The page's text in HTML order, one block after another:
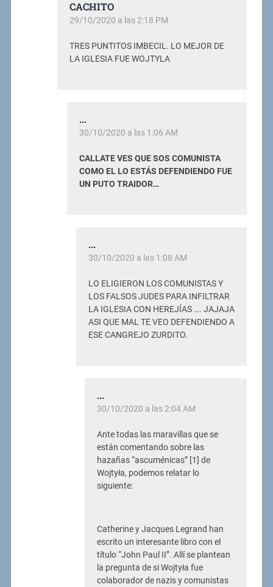
CACHITO
29/10/2020 a las 2:18 PM
TRES PUNTITOS IMBECIL. LO MEJOR DE
LA IGLESIA FUE WOJTYLA
...
30/10/2020 a las 1:06 AM
CALLATE VES QUE SOS COMUNISTA
COMO EL LO ESTÁS DEFENDIENDO FUE
UN PUTO TRAIDOR…
...
30/10/2020 a las 1:08 AM
LO ELIGIERON LOS COMUNISTAS Y
LOS FALSOS JUDES PARA INFILTRAR
LA IGLESIA CON HEREJÍAS …. JAJAJA
ASI QUE MAL TE VEO DEFENDIENDO A
ESE CANGREJO ZURDITO.
...
30/10/2020 a las 2:04 AM
Ante todas las maravillas que se
están comentando sobre las
hazañas “ascuménicas” [1] de
Wojtyła, podemos relatar lo
siguiente:
Catherine y Jacques Legrand han
escrito un interesante libro con el
título “John Paul II”. Allí se plantean
la pregunta de si Wojtyła fue
colaborador de nazis y comunistas